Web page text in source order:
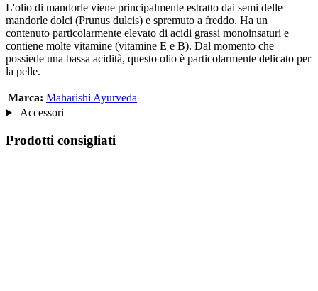
L'olio di mandorle viene principalmente estratto dai semi delle
mandorle dolci (Prunus dulcis) e spremuto a freddo. Ha un
contenuto particolarmente elevato di acidi grassi monoinsaturi e
contiene molte vitamine (vitamine E e B). Dal momento che
possiede una bassa acidità, questo olio è particolarmente delicato per
la pelle.
Marca: Maharishi Ayurveda
Accessori
Prodotti consigliati